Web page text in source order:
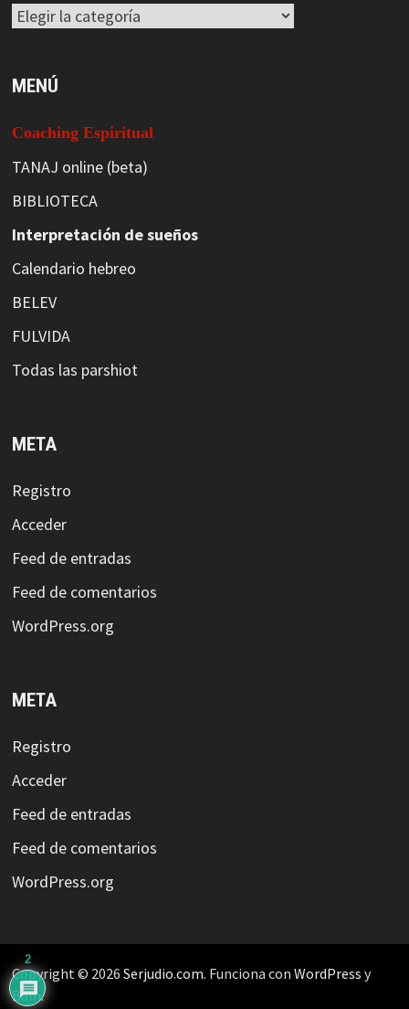
Categorías
MENÚ
Coaching Espiritual
TANAJ online (beta)
BIBLIOTECA
Interpretación de sueños
Calendario hebreo
BELEV
FULVIDA
Todas las parshiot
META
Registro
Acceder
Feed de entradas
Feed de comentarios
WordPress.org
META
Registro
Acceder
Feed de entradas
Feed de comentarios
WordPress.org
Copyright © 2026 Serjudio.com. Funciona con WordPress y
Bam.
2